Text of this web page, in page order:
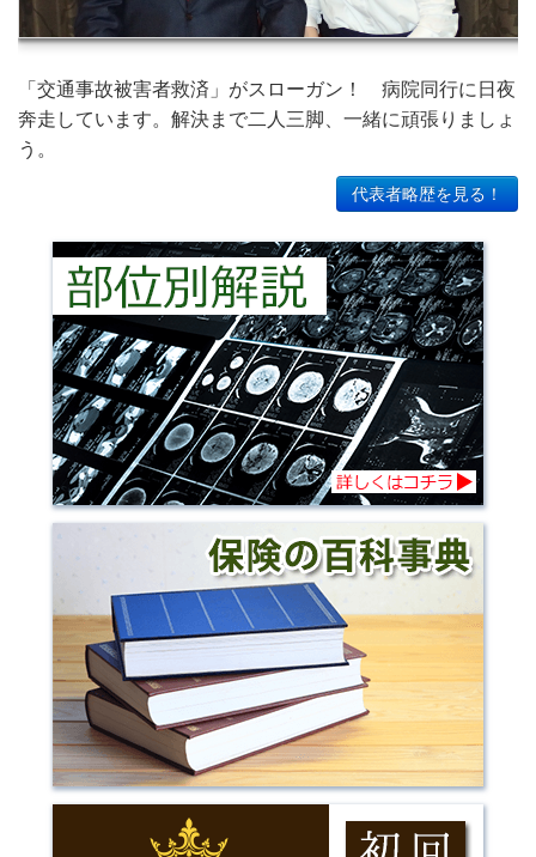
「交通事故被害者救済」がスローガン！ 病院同行に日夜
奔走しています。解決まで二人三脚、一緒に頑張りましょ
う。
代表者略歴を見る！